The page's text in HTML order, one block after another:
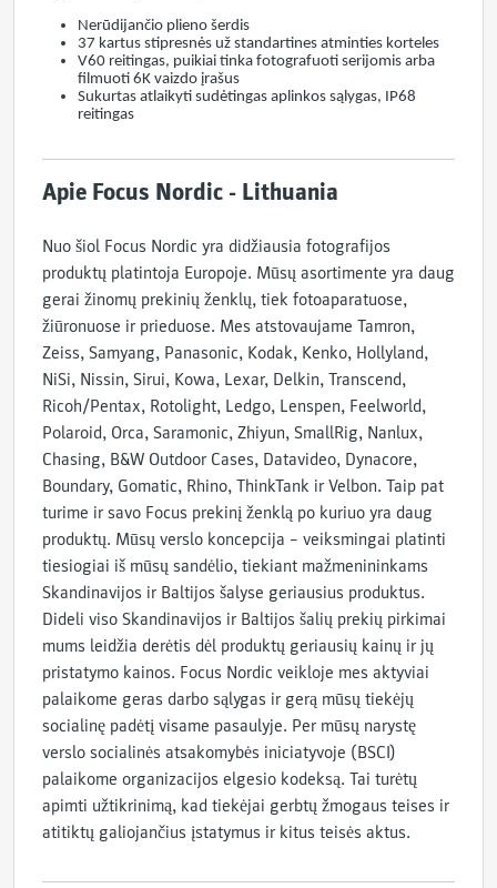
Nerūdijančio plieno šerdis
37 kartus stipresnės už standartines atminties korteles
V60 reitingas, puikiai tinka fotografuoti serijomis arba
filmuoti 6K vaizdo įrašus
Sukurtas atlaikyti sudėtingas aplinkos sąlygas, IP68
reitingas
Apie Focus Nordic - Lithuania
Nuo šiol Focus Nordic yra didžiausia fotografijos
produktų platintoja Europoje. Mūsų asortimente yra daug
gerai žinomų prekinių ženklų, tiek fotoaparatuose,
žiūronuose ir prieduose. Mes atstovaujame Tamron,
Zeiss, Samyang, Panasonic, Kodak, Kenko, Hollyland,
NiSi, Nissin, Sirui, Kowa, Lexar, Delkin, Transcend,
Ricoh/Pentax, Rotolight, Ledgo, Lenspen, Feelworld,
Polaroid, Orca, Saramonic, Zhiyun, SmallRig, Nanlux,
Chasing, B&W Outdoor Cases, Datavideo, Dynacore,
Boundary, Gomatic, Rhino, ThinkTank ir Velbon. Taip pat
turime ir savo Focus prekinį ženklą po kuriuo yra daug
produktų. Mūsų verslo koncepcija – veiksmingai platinti
tiesiogiai iš mūsų sandėlio, tiekiant mažmenininkams
Skandinavijos ir Baltijos šalyse geriausius produktus.
Dideli viso Skandinavijos ir Baltijos šalių prekių pirkimai
mums leidžia derėtis dėl produktų geriausių kainų ir jų
pristatymo kainos. Focus Nordic veikloje mes aktyviai
palaikome geras darbo sąlygas ir gerą mūsų tiekėjų
socialinę padėtį visame pasaulyje. Per mūsų narystę
verslo socialinės atsakomybės iniciatyvoje (BSCI)
palaikome organizacijos elgesio kodeksą. Tai turėtų
apimti užtikrinimą, kad tiekėjai gerbtų žmogaus teises ir
atitiktų galiojančius įstatymus ir kitus teisės aktus.